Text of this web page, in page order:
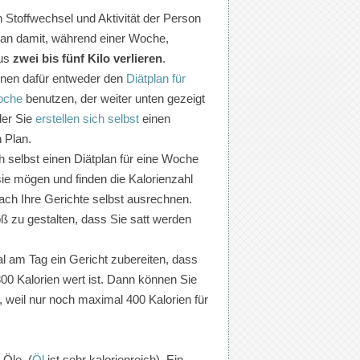
Stoffwechsel und Aktivität der Person
damit, während einer Woche,
zwei bis fünf Kilo verlieren.
dafür entweder den Diätplan für
benutzen, der weiter unten gezeigt
Sie erstellen sich selbst einen
Plan.
selbst einen Diätplan für eine Woche
mögen und finden die Kalorienzahl
Ihre Gerichte selbst ausrechnen.
zu gestalten, dass Sie satt werden
am Tag ein Gericht zubereiten, dass
Kalorien wert ist. Dann können Sie
nur noch maximal 400 Kalorien für